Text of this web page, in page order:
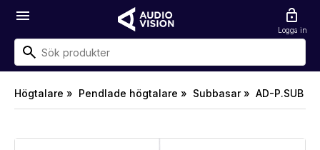
menu lock_open
Logga in
Högtalare » Pendlade högtalare » Subbasar » AD-P.SUB